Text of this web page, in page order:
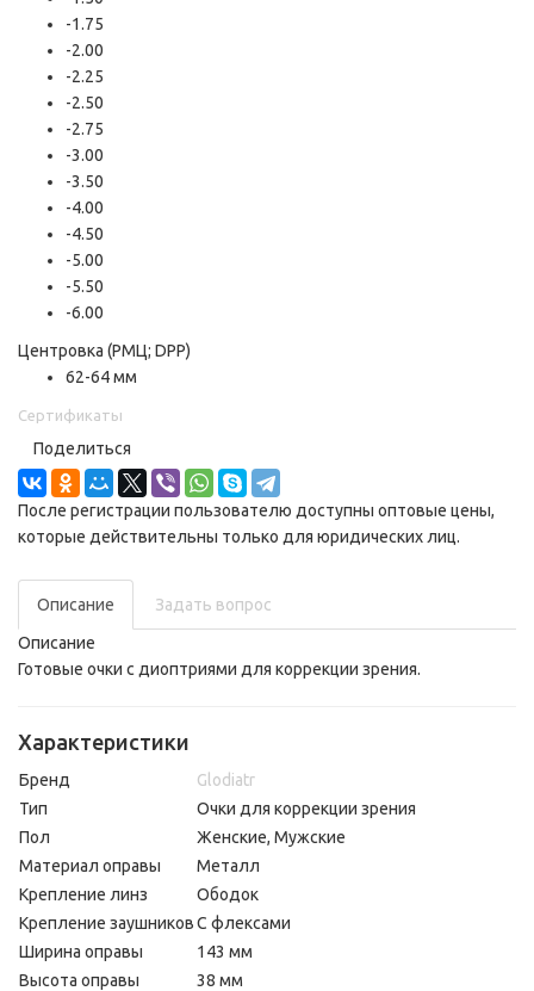
-1.75
-2.00
-2.25
-2.50
-2.75
-3.00
-3.50
-4.00
-4.50
-5.00
-5.50
-6.00
Центровка (РМЦ; DPP)
62-64 мм
Сертификаты
Поделиться
После регистрации пользователю доступны оптовые цены,
которые действительны только для юридических лиц.
Описание
Задать вопрос
Описание
Готовые очки с диоптриями для коррекции зрения.
Характеристики
Бренд
Glodiatr
Тип
Очки для коррекции зрения
Пол
Женские, Мужские
Материал оправы
Металл
Крепление линз
Ободок
Крепление заушниковС флексами
Ширина оправы
143 мм
Высота оправы
38 мм